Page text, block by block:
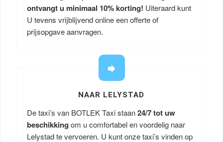
ontvangt u minimaal 10% korting! Uiteraard kunt
U tevens vrijblijvend online een offerte of
prijsopgave aanvragen.
NAAR LELYSTAD
De taxi’s van BOTLEK Taxi staan24/7 tot uw
beschikking om u comfortabel en voordelig naar
Lelystad te vervoeren. U kunt onze taxi’s vinden op